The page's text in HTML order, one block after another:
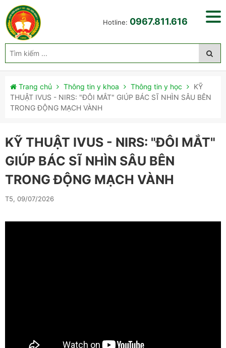
Hotline: 0967.811.616
Trang chủ Thông tin y khoa Thông tin y học
KỸ
THUẬT IVUS - NIRS: "ĐÔI MẮT" GIÚP BÁC SĨ NHÌN SÂU BÊN
TRONG ĐỘNG MẠCH VÀNH
KỸ THUẬT IVUS - NIRS: "ĐÔI MẮT"
GIÚP BÁC SĨ NHÌN SÂU BÊN
TRONG ĐỘNG MẠCH VÀNH
T5, 09/07/2026